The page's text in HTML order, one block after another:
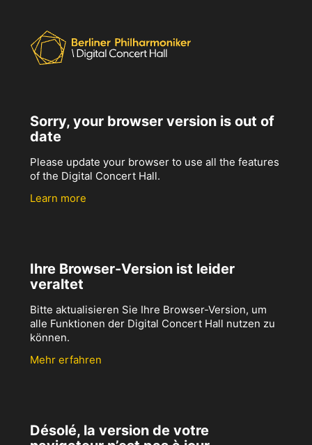
Sorry, your browser version is out of
date
Please update your browser to use all the features
of the Digital Concert Hall.
Learn more
Ihre Browser-Version ist leider
veraltet
Bitte aktualisieren Sie Ihre Browser-Version, um
alle Funktionen der Digital Concert Hall nutzen zu
können.
Mehr erfahren
Désolé, la version de votre